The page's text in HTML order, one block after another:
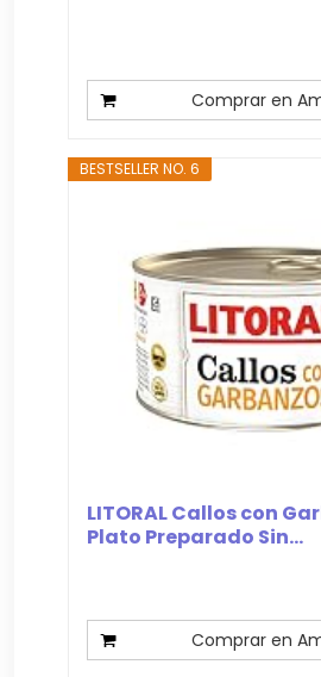
Comprar en
BESTSELLER NO. 6
LITORAL Callos con
Plato Preparado Sin...
Comprar en